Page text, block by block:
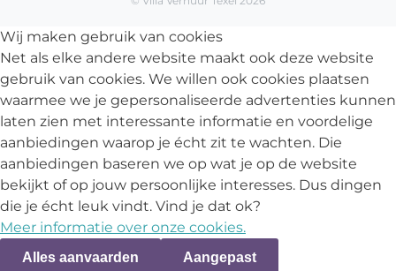
Wij maken gebruik van cookies
Net als elke andere website maakt ook deze website
gebruik van cookies. We willen ook cookies plaatsen
waarmee we je gepersonaliseerde advertenties kunnen
laten zien met interessante informatie en voordelige
aanbiedingen waarop je écht zit te wachten. Die
aanbiedingen baseren we op wat je op de website
bekijkt of op jouw persoonlijke interesses. Dus dingen
die je écht leuk vindt. Vind je dat ok?
Meer informatie over onze cookies.
Alles aanvaarden Aangepast